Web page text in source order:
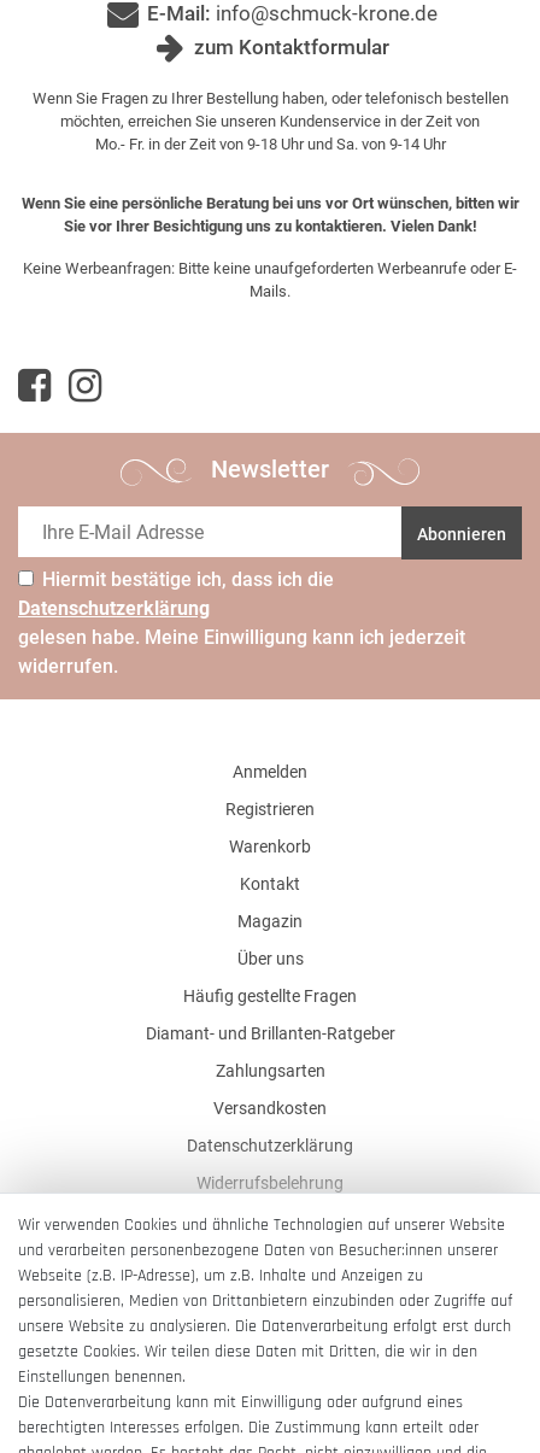
E-Mail: info@schmuck-krone.de
zum Kontaktformular
Wenn Sie Fragen zu Ihrer Bestellung haben, oder telefonisch bestellen
möchten, erreichen Sie unseren Kundenservice in der Zeit von
Mo.- Fr. in der Zeit von 9-18 Uhr und Sa. von 9-14 Uhr
Wenn Sie eine persönliche Beratung bei uns vor Ort wünschen, bitten wir
Sie vor Ihrer Besichtigung uns zu kontaktieren. Vielen Dank!
Keine Werbeanfragen: Bitte keine unaufgeforderten Werbeanrufe oder E-
Mails.
Newsletter
Abonnieren
Hiermit bestätige ich, dass ich die
Daten­schutz­erklärung
gelesen habe. Meine Einwilligung kann ich jederzeit
widerrufen.
Anmelden
Registrieren
Warenkorb
Kontakt
Magazin
Über uns
Häufig gestellte Fragen
Diamant- und Brillanten-Ratgeber
Zahlungsarten
Versandkosten
Datenschutzerklärung
Widerrufsbelehrung
AGB
Impressum
Barrierefreiheitserklärung
Vertrag widerrufen
Wir verwenden Cookies und ähnliche Technologien auf unserer Website
und verarbeiten personenbezogene Daten von Besucher:innen unserer
Webseite (z.B. IP-Adresse), um z.B. Inhalte und Anzeigen zu
personalisieren, Medien von Drittanbietern einzubinden oder Zugriffe auf
unsere Website zu analysieren. Die Datenverarbeitung erfolgt erst durch
gesetzte Cookies. Wir teilen diese Daten mit Dritten, die wir in den
Einstellungen benennen.
Die Datenverarbeitung kann mit Einwilligung oder aufgrund eines
berechtigten Interesses erfolgen. Die Zustimmung kann erteilt oder